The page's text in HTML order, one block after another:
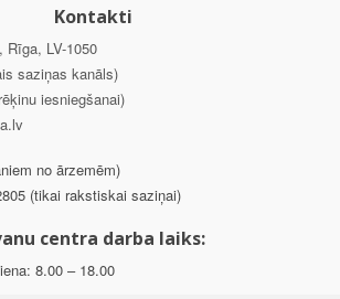
Kontakti
Rīga, LV-1050
saziņas kanāls)
iesniegšanai)
no ārzemēm)
(tikai rakstiskai saziņai)
centra darba laiks:
8.00 – 18.00